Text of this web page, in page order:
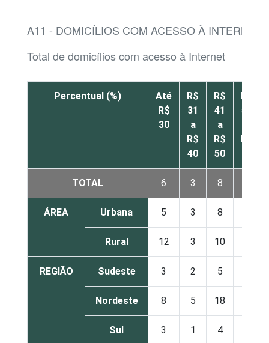
A11 - DOMICÍLIOS COM ACESSO À
Total de domicílios com acesso à Internet
Percentual (%)
Até
R$
30
R$
31
a
R$
40
R$
41
a
R$
50
R$
51
R$
TOTAL 6 3 8
ÁREA Urbana 5 3 8
Rural 12 3 10
REGIÃO Sudeste 3 2 5
Nordeste 8 5 18
Sul 3 1 4